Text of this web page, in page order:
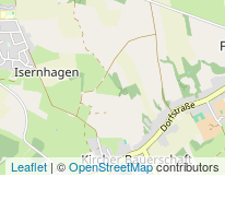
Leaflet| ©OpenStreetMapcontributors